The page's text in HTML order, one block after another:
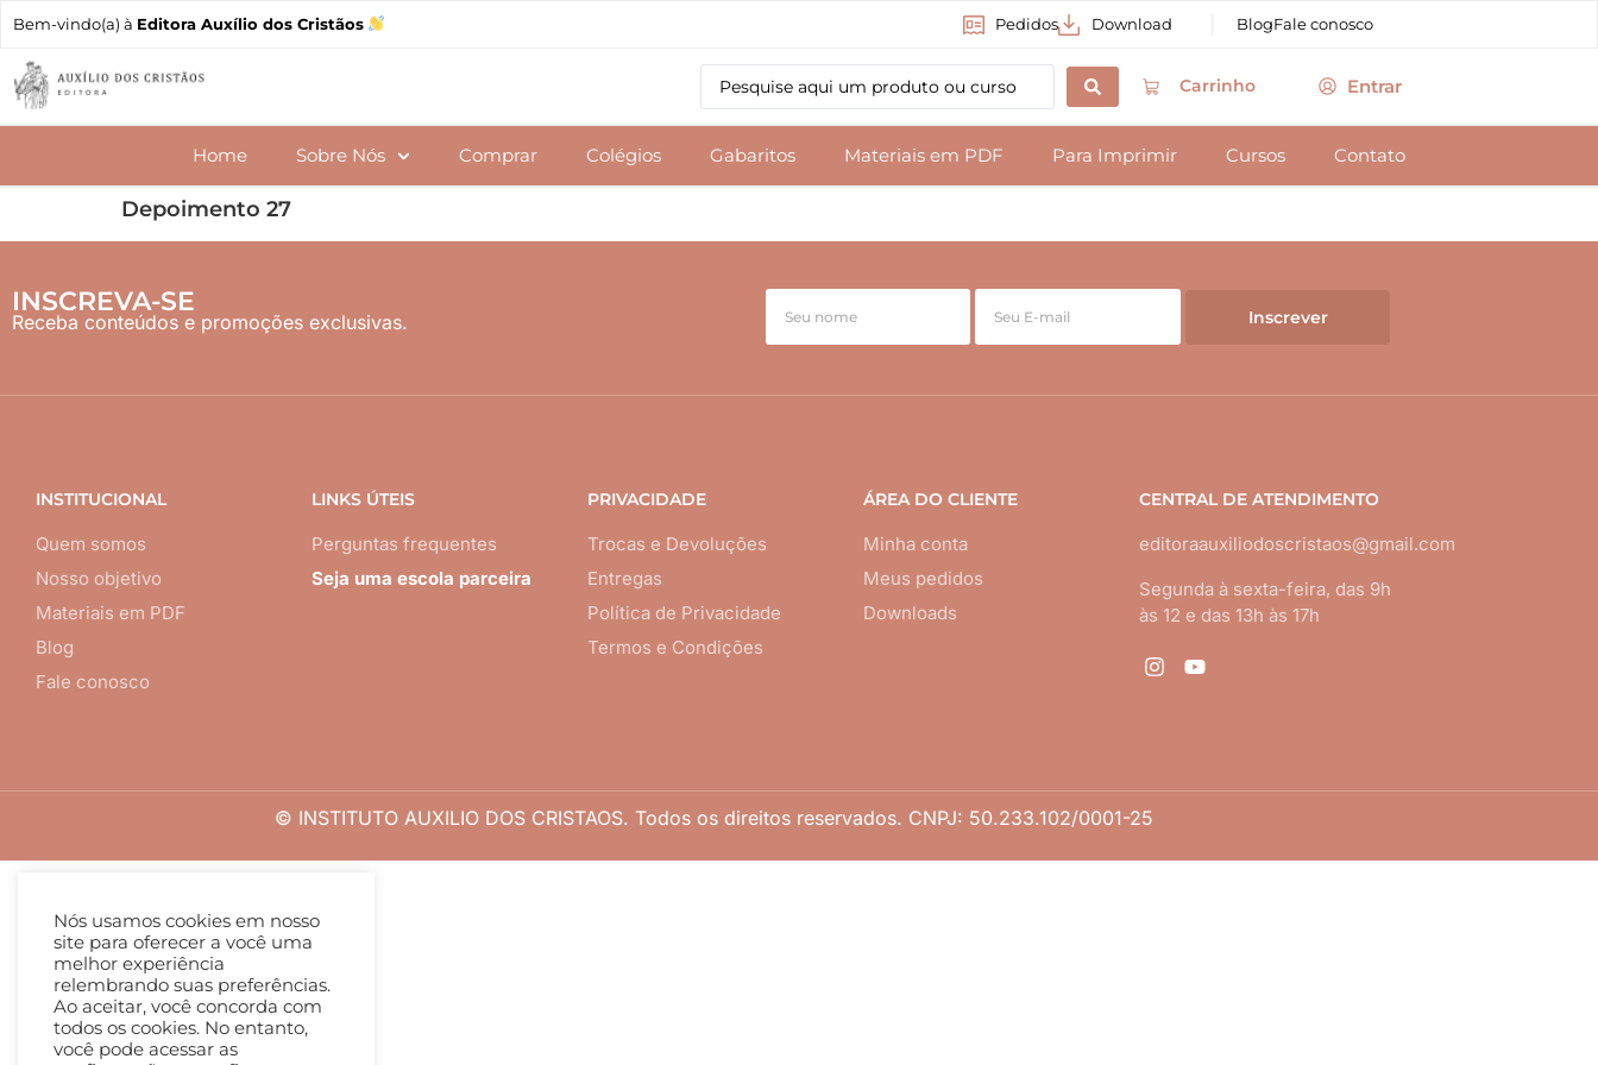
Bem-vindo(a) à Editora Auxílio dos Cristãos Pedidos Download BlogFale conosco
Carrinho Entrar
Home Sobre Nós Comprar Colégios Gabaritos Materiais em PDF Para Imprimir Cursos Contato
Depoimento 27
INSCREVA-SE
Receba conteúdos e promoções exclusivas. Inscrever
INSTITUCIONAL
Quem somos
Nosso objetivo
Materiais em PDF
Blog
Fale conosco
LINKS ÚTEIS
Perguntas frequentes
Seja uma escola parceira
PRIVACIDADE
Trocas e Devoluções
Entregas
Política de Privacidade
Termos e Condições
ÁREA DO CLIENTE
Minha conta
Meus pedidos
Downloads
CENTRAL DE ATENDIMENTO
editoraauxiliodoscristaos@gmail.com
Segunda à sexta-feira, das 9h
às 12 e das 13h às 17h
© INSTITUTO AUXILIO DOS CRISTAOS. Todos os direitos reservados. CNPJ: 50.233.102/0001-25
Nós usamos cookies em nosso
site para oferecer a você uma
melhor experiência
relembrando suas preferências.
Ao aceitar, você concorda com
todos os cookies. No entanto,
você pode acessar as